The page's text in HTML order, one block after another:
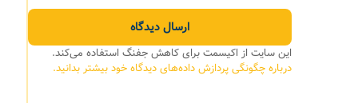
این سایت از اکیسمت برای کاهش جفنگ استفاده می‌کند.
درباره چگونگی پردازش داده‌های دیدگاه خود بیشتر بدانید.